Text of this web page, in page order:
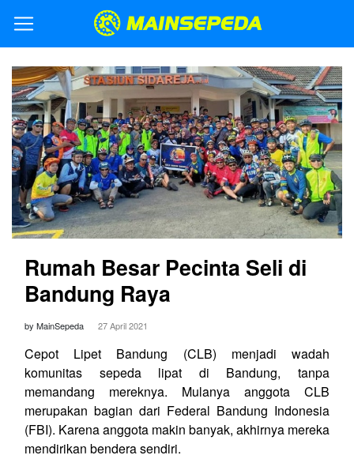
Rumah Besar Pecinta Seli di
Bandung Raya
by MainSepeda 27 April 2021
Cepot Lipet Bandung (CLB) menjadi wadah
komunitas sepeda lipat di Bandung, tanpa
memandang mereknya. Mulanya anggota CLB
merupakan bagian dari Federal Bandung Indonesia
(FBI). Karena anggota makin banyak, akhirnya mereka
mendirikan bendera sendiri.